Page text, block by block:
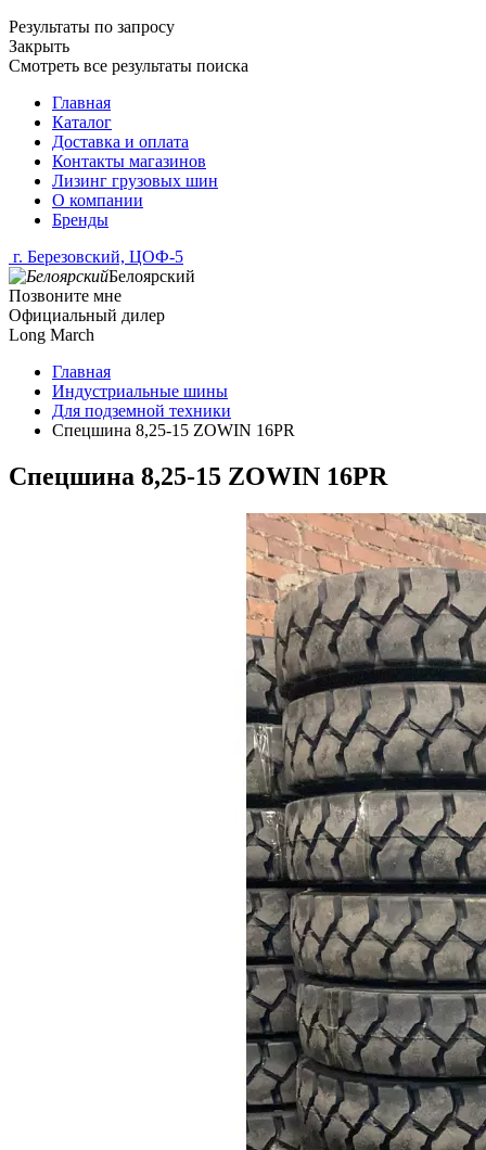
Результаты по запросу
Закрыть
Смотреть все результаты поиска
Главная
Каталог
Доставка и оплата
Контакты магазинов
Лизинг грузовых шин
О компании
Бренды
г. Березовский, ЦОФ-5
Белоярский
Позвоните мне
Официальный дилер
Long March
Главная
Индустриальные шины
Для подземной техники
Спецшина 8,25-15 ZOWIN 16PR
Спецшина 8,25-15 ZOWIN 16PR